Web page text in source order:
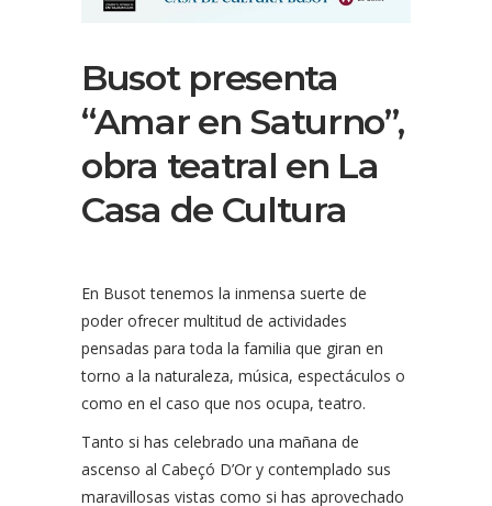
Busot presenta
“Amar en Saturno”,
obra teatral en La
Casa de Cultura
En Busot tenemos la inmensa suerte de
poder ofrecer multitud de actividades
pensadas para toda la familia que giran en
torno a la naturaleza, música, espectáculos o
como en el caso que nos ocupa, teatro.
Tanto si has celebrado una mañana de
ascenso al Cabeçó D’Or y contemplado sus
maravillosas vistas como si has aprovechado